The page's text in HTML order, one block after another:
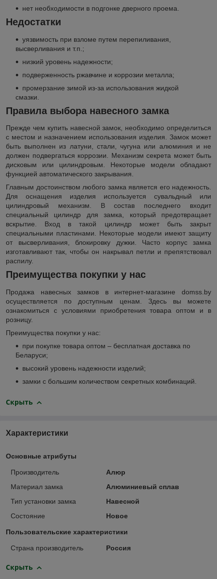
нет необходимости в подгонке дверного проема.
Недостатки
уязвимость при взломе путем перепиливания,
высверливания и т.п.;
низкий уровень надежности;
подверженность ржавчине и коррозии металла;
промерзание зимой из-за использования жидкой
смазки.
Правила выбора навесного замка
Прежде чем купить навесной замок, необходимо определиться
с местом и назначением использования изделия. Замок может
быть выполнен из латуни, стали, чугуна или алюминия и не
должен подвергаться коррозии. Механизм секрета может быть
дисковым или цилиндровым. Некоторые модели обладают
функцией автоматического закрывания.
Главным достоинством любого замка является его надежность.
Для оснащения изделия используется сувальдный или
цилиндровый механизм. В состав последнего входит
специальный цилиндр для замка, который предотвращает
вскрытие. Вход в такой цилиндр может быть закрыт
специальными пластинами. Некоторые модели имеют защиту
от высверливания, блокировку дужки. Часто корпус замка
изготавливают так, чтобы он накрывал петли и препятствовал
распилу.
Преимущества покупки у нас
Продажа навесных замков в интернет-магазине domss.by
осуществляется по доступным ценам. Здесь вы можете
ознакомиться с условиями приобретения товара оптом и в
розницу.
Преимущества покупки у нас:
при покупке товара оптом – бесплатная доставка по
Беларуси;
высокий уровень надежности изделий;
замки с большим количеством секретных комбинаций.
Скрыть
Характеристики
Основные атрибуты
Производитель
Алюр
Материал замка
Алюминиевый сплав
Тип установки замка
Навесной
Состояние
Новое
Пользовательские характеристики
Страна производитель Россия
Скрыть